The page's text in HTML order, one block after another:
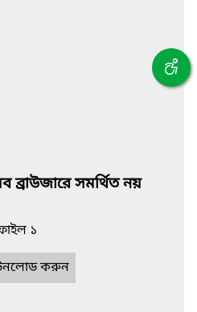
ব্রাউজারে সমর্থিত নয়
১
করুন